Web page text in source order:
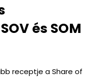
és SOM
receptje a Share of